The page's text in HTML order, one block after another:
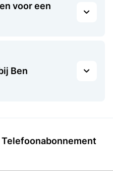
voor een
Ben
Telefoonabonnement